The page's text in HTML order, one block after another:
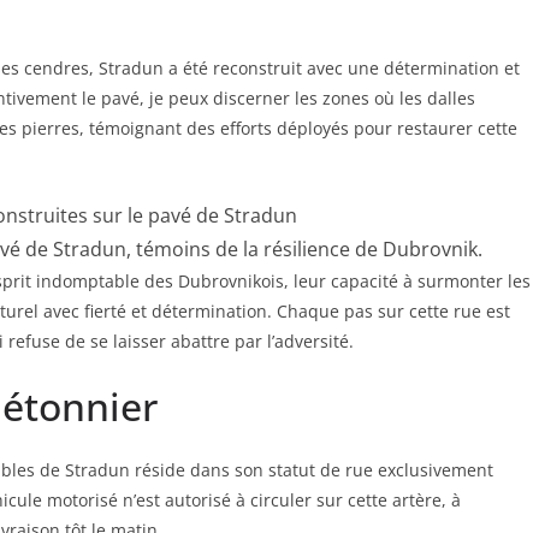
cendres, Stradun a été reconstruit avec une détermination et
le pavé, je peux discerner les zones où les dalles
pierres, témoignant des efforts déployés pour restaurer cette
de Stradun, témoins de la résilience de Dubrovnik.
indomptable des Dubrovnikois, leur capacité à surmonter les
avec fierté et détermination. Chaque pas sur cette rue est
de se laisser abattre par l’adversité.
de Stradun réside dans son statut de rue exclusivement
motorisé n’est autorisé à circuler sur cette artère, à